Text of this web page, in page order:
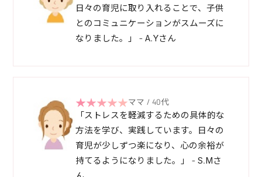
日々の育児に取り入れることで、子供
とのコミュニケーションがスムーズに
なりました。」 - A.Yさん
ママ / 40代
「ストレスを軽減するための具体的な
方法を学び、実践しています。日々の
育児が少しずつ楽になり、心の余裕が
持てるようになりました。」 - S.Mさ